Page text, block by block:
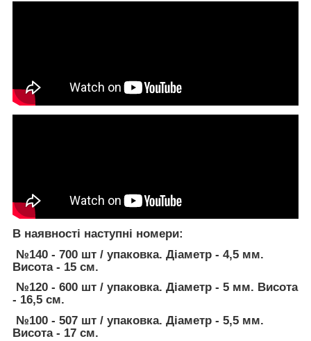
В наявності наступні номери:
№140 - 700 шт / упаковка. Діаметр - 4,5 мм.
Висота - 15 см.
№120 - 600 шт / упаковка. Діаметр - 5 мм. Висота
- 16,5 см.
№100 - 507 шт / упаковка. Діаметр - 5,5 мм.
Висота - 17 см.